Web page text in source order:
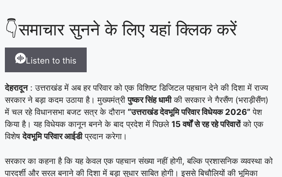
👇समाचार सुनने के लिए यहां क्लिक करें
Listen to this
देहरादून: उत्तराखंड में अब हर परिवार को एक विशिष्ट डिजिटल पहचान देने की दिशा में राज्य
सरकार ने बड़ा कदम उठाया है। मुख्यमंत्रीपुष्कर सिंह धामीकी सरकार ने गैरसैंण (भराड़ीसैंण)
में चल रहे विधानसभा बजट सत्र के दौरान “उत्तराखंड देवभूमि परिवार विधेयक 2026” पेश
किया है। यह विधेयक कानून बनने के बाद प्रदेश में पिछले 15वर्षों से रह रहे परिवारोंको एक
विशेषदेवभूमि परिवार आईडीप्रदान करेगा।
सरकार का कहना है कि यह केवल एक पहचान संख्या नहीं होगी, बल्कि प्रशासनिक व्यवस्था को
पारदर्शी और सरल बनाने की दिशा में बड़ा सुधार साबित होगी। इससे बिचौलियों की भूमिका